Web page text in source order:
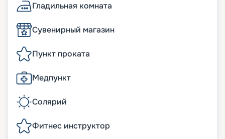
Гладильная комната
Сувенирный магазин
Пункт проката
Медпункт
Солярий
Фитнес инструктор